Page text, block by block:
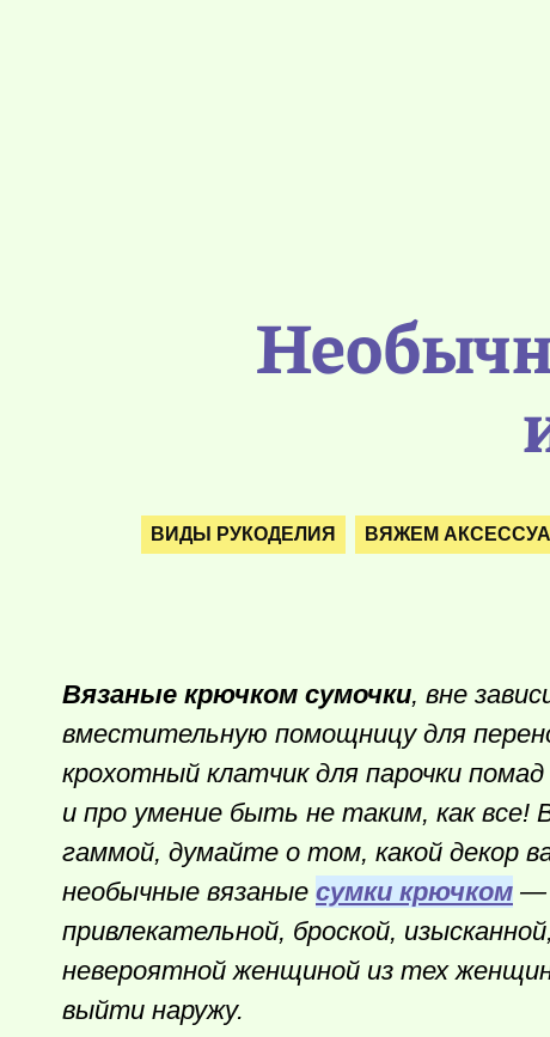
ВИДЫ РУКОДЕЛИЯ ВЯЖЕМ
Вязаные крючком сумочки, вне
вместительную помощницу для
крохотный клатчик для парочки
и про умение быть не таким, как все!
гаммой, думайте о том, какой декор
необычные вязаные сумки крючком —
привлекательной, броской,
невероятной женщиной из тех
выйти наружу.